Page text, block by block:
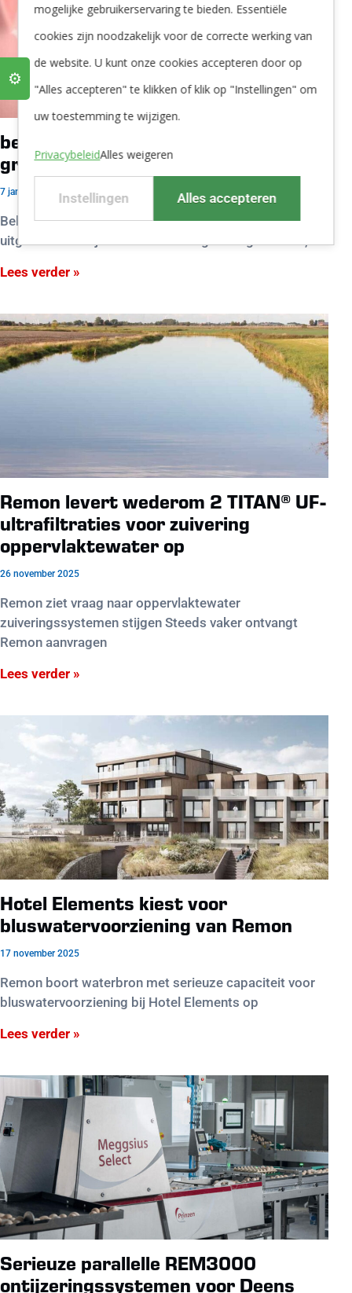
belasting op leidingwater stijgt voor
grootverbruikers.
7 januari 2026
Belasting op leidingwater voor grootverbruikers fors
uitgebreid Bedrijven die veel leidingwater gebruiken,
Lees verder »
Remon levert wederom 2 TITAN® UF-
ultrafiltraties voor zuivering
oppervlaktewater op
26 november 2025
Remon ziet vraag naar oppervlaktewater
zuiveringssystemen stijgen Steeds vaker ontvangt
Remon aanvragen
Lees verder »
Hotel Elements kiest voor
bluswatervoorziening van Remon
17 november 2025
Remon boort waterbron met serieuze capaciteit voor
bluswatervoorziening bij Hotel Elements op
Lees verder »
Serieuze parallelle REM3000
ontijzeringssystemen voor Deens
mogelijke gebruikerservaring te bieden. Essentiële
cookies zijn noodzakelijk voor de correcte werking van
de website. U kunt onze cookies accepteren door op
"Alles accepteren" te klikken of klik op "Instellingen" om
uw toestemming te wijzigen.
PrivacybeleidAlles weigeren
Instellingen Alles accepteren
⚙️